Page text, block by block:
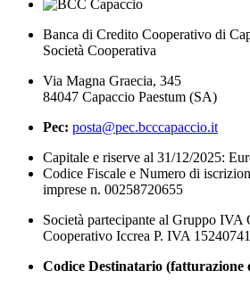
Banca di Credito Cooperativo di
Società Cooperativa
Via Magna Graecia, 345
84047 Capaccio Paestum (SA)
Pec: posta@pec.bcccapaccio.it
Capitale e riserve al 31/12/2025:
Codice Fiscale e Numero di
imprese n. 00258720655
Società partecipante al Gruppo IVA
Cooperativo Iccrea P. IVA
Codice Destinatario (fatturazione